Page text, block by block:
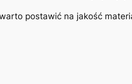
postawić na jakość